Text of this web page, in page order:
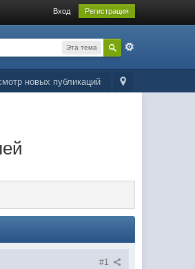
Вход Регистрация
Эта тема
новых публикаций
#1